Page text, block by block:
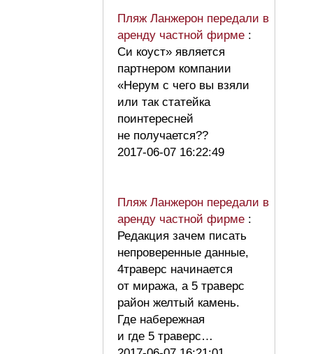
Пляж Ланжерон передали в
аренду частной фирме :
Си коуст» является
партнером компании
«Нерум с чего вы взяли
или так статейка
поинтересней
не получается??
2017-06-07 16:22:49
Пляж Ланжерон передали в
аренду частной фирме :
Редакция зачем писать
непроверенные данные,
4траверс начинается
от миража, а 5 траверс
район желтый камень.
Где набережная
и где 5 траверс…